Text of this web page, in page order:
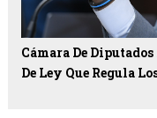
Cámara De
De Ley Que Regula